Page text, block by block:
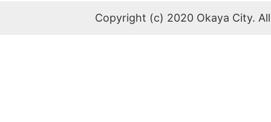
Copyright (c) 2020 Okaya City.